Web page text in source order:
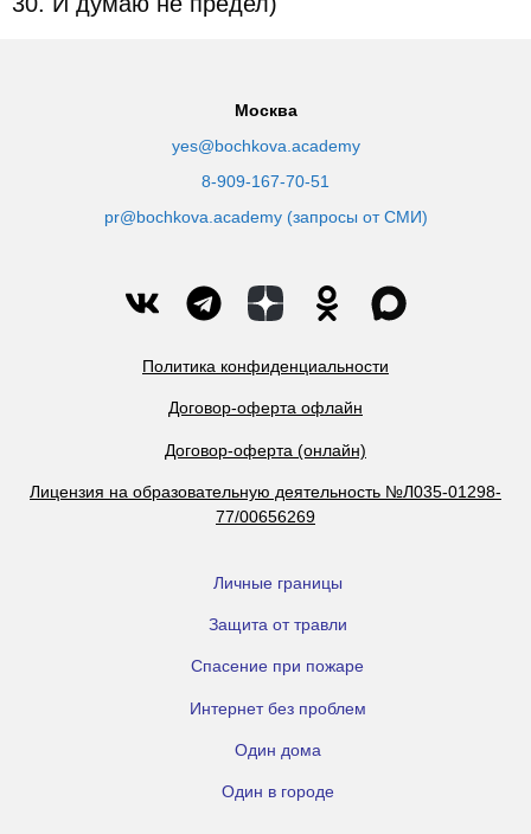
Москва
yes@bochkova.academy
8-909-167-70-51
pr@bochkova.academy (запросы от СМИ)
Политика конфиденциальности
Договор-оферта офлайн
Договор-оферта (онлайн)
Лицензия на образовательную деятельность №Л035-01298-
77/00656269
Личные границы
Защита от травли
Спасение при пожаре
Интернет без проблем
Один дома
Один в городе